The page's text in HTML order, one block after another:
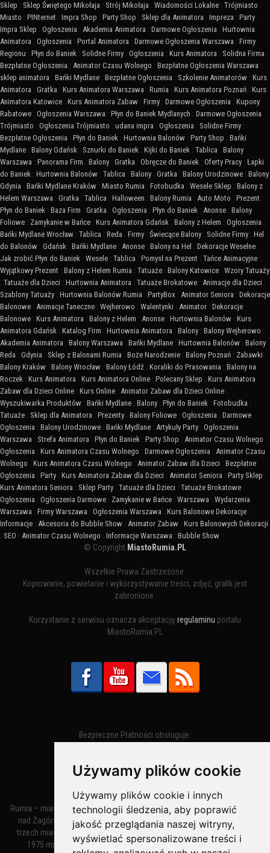
Używamy plików cookie
Używamy plików cookie i innych
technologii śledzenia, aby poprawić
jakość przeglądania naszej witryny,
wyświetlać spersonalizowane treści i
Sklep : Sklep Świętego Mikołaja : Strój Mikołaja : Wiadomości Lokalne : Trójmiasto :
Miasto : PINternet : Impra Shop : Party Shop : Sklep dla Animatora : Impreza : Party :
Impra Sklep : Ogłoszenia : Akademia Animatora : Darmowe Ogłoszenia : Hurtownia
Animatora : Ogłoszenia : Portal Animatora : Darmowe Ogłoszenia Warszawa : Firmy
Regionu : Płyn do Baniek : Solidne Firmy : Ogłoszenia : Kurs Animatora : Solidna Firma :
Bezpłatne Ogłoszenia : Animator Czasu Wolnego : Bezpłatne Ogłoszenia Warszawa :
sklep animatora : Bańki Mydlane : Bezpłatne Ogłoszenia : Szkolenie Animatorów : Kurs
Animatora : Gratka : Kurs Animatora Warszawa : Rumia : Kurs Animatora Poznań : Kurs
Animatora Katowice : Kurs Animatora Zabaw : Firmy : Darmowe Ogłoszenia : Kupony
Rabatowe : Ogłoszenia Warszawa : Płyn do Baniek Mydlanych : Darmowe Ogłoszenia
Trójmiasto : Ogłoszenia Trójmiasto : udana impra : Ogłoszenia : Solidne Firmy :
Bezpłatne Ogłoszenia : Płyn do Baniek : Hurtownia Balonów : Party Shop : Bańki
Mydlane : Balony Gdańsk : Sznurki do Baniek : Kijki do Baniek : Tablica : Balony
Warszawa : Panorama Firm : Balony : Gratka : Obręcze do Baniek : Oferty Pracy : Łapki
do Baniek : Hurtownia Balonów : Tablica : Balony : Gratka : Balony Urodzinowe : Balony
Gdynia : Bańki Mydlane Kraków : Miasto Rumia : Fotobudka : Wesele Sklep : Balony z
Helem Warszawa : Gratka : Tablica : Halloween : Balony Rumia : Auto Moto : Prezent :
Płyn do Baniek : Baza Firm : Gratka : Ogłoszenia : Płyn do Baniek : Anonse : Balony
Foliowe : Zamykanie w Bańce : Kurs Animatora Gdańsk : Balony z Helem : Ogłoszenia :
Bańki Mydlane Wrocław : Tablica : Reda : Firmy : Świecące Balony : Solidne Firmy : Hel
do Balonów : Gdańsk : Bańki Mydlane : Anonse : Balony na Hel : Dekoracje Weselne :
Jak zrobić Płyn do Baniek : Wesele : Tablica : Pomysł na Prezent : Tańce Animacyjne :
Wyjątkowy Prezent : Balony z Helem Rumia : Tatuaże : Balony Katowice : Wzory Tatuaży
: Tatuaże dla Dzieci : Hurtownia Animatora : Tatuaże Brokatowe : Animacje dla Dzieci :
Szablony Tatuaży : Hurtownia Balonów Rumia : PartyBox : Animator Seniora : Dekoracje
Balonowe : Animacje Taneczne : Wejherowo : Walentynki : Animator : Dekoracje
Balonowe : Kurs Animatora : Balony z Helem : Anonse : Hurtownia Balonów : Kurs
Animatora Gdańsk : Katalog Firm : Hurtownia Animatora : Balony : Balony Wejherowo :
Akademia Animatora : Balony Warszawa : Bańki Mydlane : Hurtownia Balonów : Balony
Reda : Gdynia : Sklep z Balonami Rumia : Boże Narodzenie : Balony Poznań : Zabawki :
Balony Kraków : Balony Wrocław : Balony Łódź : Koraliki do Prasowania : Balony na
Roczek : Kurs Animatora : Kurs Animatora Online : Polecany Sklep : Kurs Animatora
Zabaw dla Dzieci Online : Kurs Online : Animator Zabaw dla Dzieci Online :
Wyszukiwarka Produktów : Bańki Mydlane : Balony : Płyn do Baniek : Fotobudka :
Tatuaże : Sklep dla Animatora : Prezenty : Balony Foliowe : Ogłoszenia : Darmowe
Ogłoszenia : Balony Urodzinowe : Bańki Mydlane : Artykuły Party : Ogłoszenia
Warszawa : Strefa Animatora : Płyn do Baniek : Party Shop : Animator Czasu Wolnego :
Ogłoszenia : Kurs Animatora Czasu Wolnego : Darmowe Ogłoszenia : Animator Czasu
Wolnego : Kurs Animatora Czasu Wolnego : Animator Zabaw dla Dzieci : Bezpłatne
Ogłoszenia : Party : Kurs Animatora Zabaw dla Dzieci : Animator Seniora : Party Sklep :
Kurs Animatora Seniora : Sklep Party : Tatuaże dla Dzieci : Tatuaże Brokatowe :
Ogłoszenia : Ogłoszenia Darmowe : Zamykanie w Bańce : Warszawa : Wydarzenia
Warszawa : Firmy Warszawa : Ogłoszenia Warszawa : Kurs Balonowe Dekoracje :
Informacje : Akcesoria do Bubble Show : Animator Zabaw : Kurs Balonowych Dekoracji
: SEO : Animator Czasu Wolnego : Informacje Warszawa : Bubble Show
© Copyright MiastoRumia.PL
Wszelkie Prawa Zastrzeżone.
Kopiowanie, powielanie i wykorzystywanie treści, zdjęć, grafik jest
zabronione.
Korzystanie z serwisu oznacza akceptację regulaminu portalu
MiastoRumia.PL
Bezpieczne Płatności obsługuje:
Rumia – miasto w województwie pomorskim, w powiecie wejherowskim
nad Zagórską Strugą. Z miastami Wejherowem i Redą tworzy zespół
trzech miast zwany Małym Trójmiastem Kaszubskim. W latach 1945–
1975 miasto administracyjnie należało do tak zwanego dużego